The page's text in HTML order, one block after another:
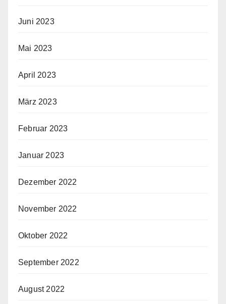
Juni 2023
Mai 2023
April 2023
März 2023
Februar 2023
Januar 2023
Dezember 2022
November 2022
Oktober 2022
September 2022
August 2022